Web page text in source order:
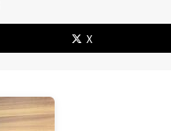
X